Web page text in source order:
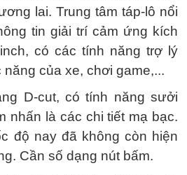
lai. Trung tâm táp-lô nổi
tin giải trí cảm ứng kích
có các tính năng trợ lý
của xe, chơi game,...
D-cut, có tính năng sưởi
nhấn là các chi tiết mạ bạc.
độ nay đã không còn hiện
Cần số dạng nút bấm.